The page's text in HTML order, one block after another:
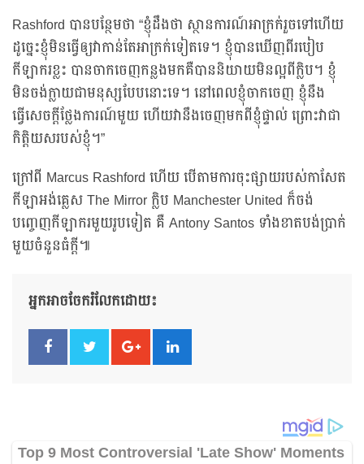
Rashford បានបន្ថែមថា “ខ្ញុំដឹងថា ស្ថានការណ៍អាក្រក់រួចទៅហើយ
ដូច្នេះខ្ញុំមិនធ្វើឲ្យវាកាន់តែអាក្រក់ទៀតទេ។ ខ្ញុំបានឃើញពីរបៀប
កីឡាករខ្លះ បានចាកចេញកន្លងមកគឺបាននិយាយមិនល្អពីក្លិប។ ខ្ញុំ
មិនចង់ក្លាយជាមនុស្សបែបនោះទេ។ នៅពេលខ្ញុំចាកចេញ ខ្ញុំនឹង
ធ្វើសេចក្តីថ្លែងការណ៍មួយ ហើយវានឹងចេញមកពីខ្ញុំផ្ទាល់ ព្រោះវាជា
កិត្តិយសរបស់ខ្ញុំ។”
ក្រៅពី Marcus Rashford ហើយ បើតាមការចុះផ្សាយរបស់កាសែត
កីឡាអង់គ្លេស The Mirror ក្លិប Manchester United ក៏ចង់
បញ្ចេញកីឡាករមួយរូបទៀត គឺ Antony Santos ទាំងខាតបង់ប្រាក់
មួយចំនួនធំក្តី៕
អ្នកអាចចែករំលែកដោយ៖